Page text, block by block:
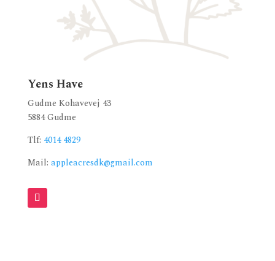
Yens Have
Gudme Kohavevej 43
5884 Gudme
Tlf: 4014 4829
Mail: appleacresdk@gmail.com